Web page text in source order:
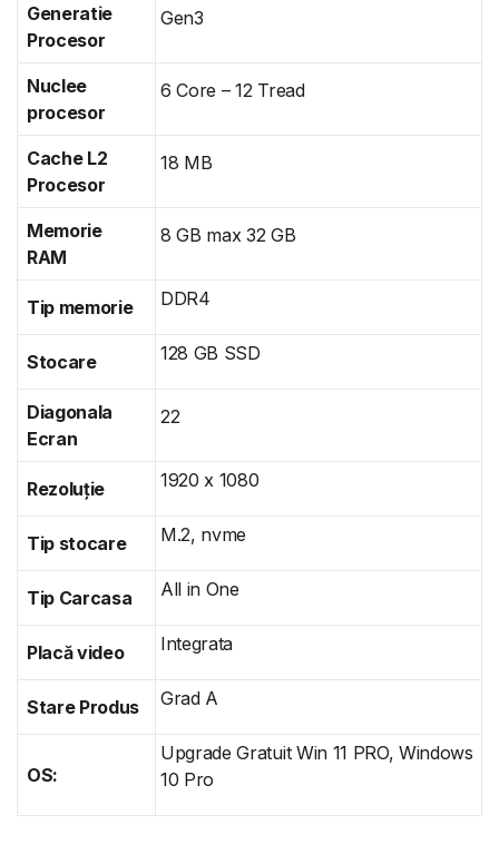
Generatie
Procesor
Gen3
Nuclee
procesor
6 Core – 12 Tread
Cache L2
Procesor
18 MB
Memorie
RAM
8 GB max 32 GB
Tip memorie DDR4
Stocare 128 GB SSD
Diagonala
Ecran
22
Rezoluție 1920 x 1080
Tip stocare M.2, nvme
Tip Carcasa All in One
Placă video Integrata
Stare Produs Grad A
OS:
Upgrade Gratuit Win 11 PRO, Windows
10 Pro